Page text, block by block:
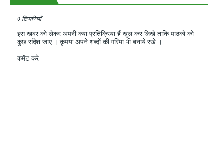
0 टिप्पणियाँ
इस खबर को लेकर अपनी क्या प्रतिक्रिया हैं खुल कर लिखे ताकि पाठको को
कुछ संदेश जाए । कृपया अपने शब्दों की गरिमा भी बनाये रखे ।
कमेंट करे